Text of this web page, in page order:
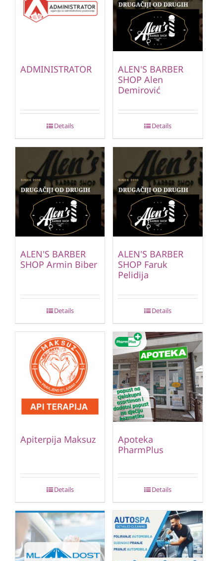
ADMINISTRATOR
Details
ALEN'S BARBER
SHOP Alen
Demirović
Details
ALEN'S BARBER
SHOP Armin Biber
Details
ALEN'S BARBER
SHOP Faruk
Pelidija
Details
Apiterpija Maksuz
Details
Apoteka
PharmPlus
Details